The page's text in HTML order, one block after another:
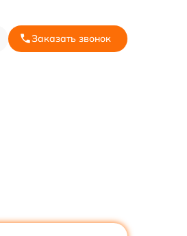
Заказать звонок